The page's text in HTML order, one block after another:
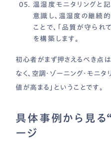
温湿度モニタリングと
意識し、温湿度の継続
ことで、「品質が守られ
を構築します。
初心者がまず押さえるべき点
なく、空調・ゾーニング・モニ
値が高まる」ということです。
具体事例から見る
ージ